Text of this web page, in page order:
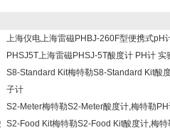
上海仪电上海雷磁PHBJ-260F型便携式pH
PHSJ5T上海雷磁PHSJ-5T酸度计 PH计 实
S8-Standard Kit梅特勒S8-Standard Kit酸
子计
S2-Meter梅特勒S2-Meter酸度计,梅特勒
S2-Food Kit梅特勒S2-Food Kit酸度计,梅